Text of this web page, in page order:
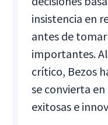
insistencia en
antes de
importantes.
crítico, Bezos
se convierta
exitosas e